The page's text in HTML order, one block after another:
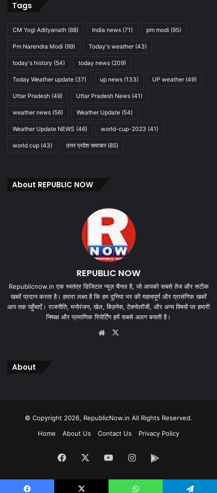
Tags
CM Yogi Adityanath (88) India news (71) pm modi (95)
Pm Narendra Modi (99) Today's weather(43)
today's history (54) today news (209)
Today Weather update (37) up news (133) UP weather(49)
Uttar Pradesh (49) Uttar Pradesh News (41)
weather news (56) Weather Update (54)
Weather Update NEWS (46) world-cup-2023 (41)
world cup (43) उत्तर प्रदेश समाचार(85)
About REPUBLIC NOW
REPUBLIC NOW
Republicnow.in एक स्वतंत्र डिजिटल न्यूज़ चैनल है, जो आपको सबसे तेज और सटीक
खबरें प्रदान करता है। हमारा लक्ष्य है कि हम दुनिया भर की महत्वपूर्ण और प्रासंगिक खबरें
आप तक पहुँचाएँ। राजनीति, मनोरंजन, खेल, बिज़नेस, टेक्नोलॉजी, और अन्य विषयों पर हमारी
निष्पक्ष और प्रमाणिक रिपोर्टिंग हमें सबसे अलग बनाती है।
Website
About
© Copyright 2026, RepublicNow.in All Rights Reserved.
Home
About Us Contact Us Privacy Policy
Facebook YouTubeInstagram